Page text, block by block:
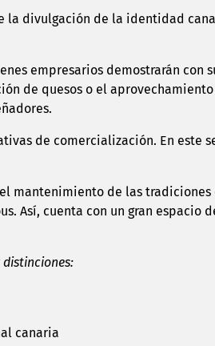
divulgación de la identidad
empresarios demostrarán
de quesos o el
de comercialización. En
mantenimiento de las
cuenta con un gran espacio
distinciones:
canaria